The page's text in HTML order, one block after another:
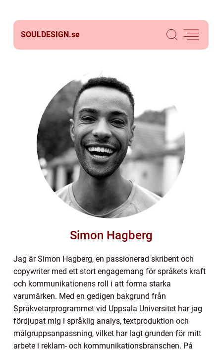
SOULDESIGN.se
Simon Hagberg
Jag är Simon Hagberg, en passionerad skribent och
copywriter med ett stort engagemang för språkets kraft
och kommunikationens roll i att forma starka
varumärken. Med en gedigen bakgrund från
Språkvetarprogrammet vid Uppsala Universitet har jag
fördjupat mig i språklig analys, textproduktion och
målgruppsanpassning, vilket har lagt grunden för mitt
arbete i reklam- och kommunikationsbranschen. På